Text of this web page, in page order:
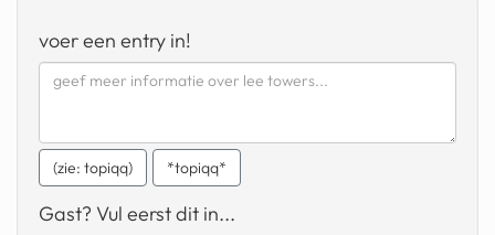
geochelone yniphora
blokker
dubai chocolade
voer een entry in!
(zie: topiqq) *topiqq*
Gast? Vul eerst dit in...